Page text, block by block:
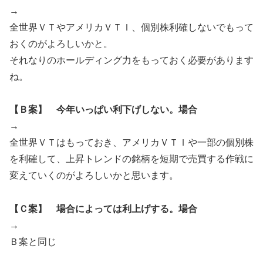
→
全世界ＶＴやアメリカＶＴＩ、個別株利確しないでもって
おくのがよろしいかと。
それなりのホールディング力をもっておく必要があります
ね。
【Ｂ案】 今年いっぱい利下げしない。場合
→
全世界ＶＴはもっておき、アメリカＶＴＩや一部の個別株
を利確して、上昇トレンドの銘柄を短期で売買する作戦に
変えていくのがよろしいかと思います。
【Ｃ案】 場合によっては利上げする。場合
→
Ｂ案と同じ